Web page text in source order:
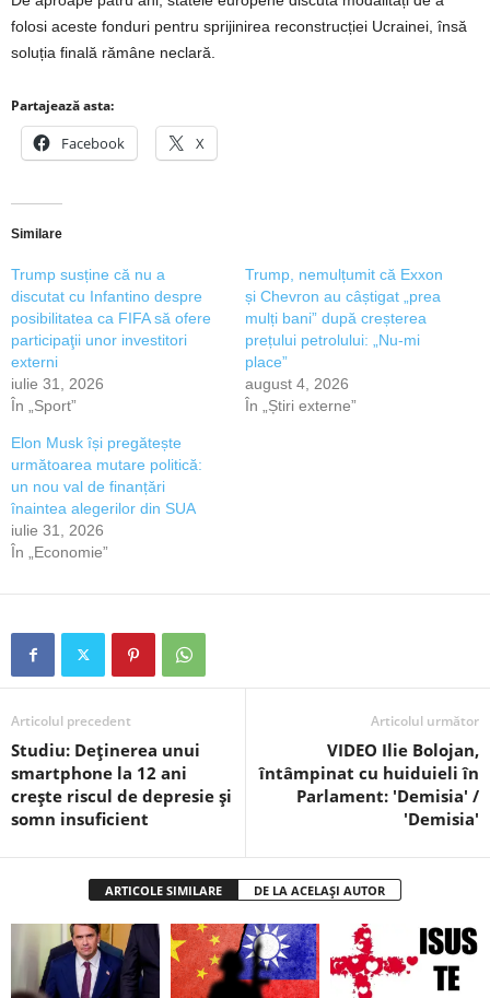
folosi aceste fonduri pentru sprijinirea reconstrucției Ucrainei, însă
soluția finală rămâne neclară.
Partajează asta:
Facebook X
Similare
Trump susține că nu a
discutat cu Infantino despre
posibilitatea ca FIFA să ofere
participaţii unor investitori
externi
iulie 31, 2026
În „Sport”
Trump, nemulțumit că Exxon
și Chevron au câștigat „prea
mulți bani” după creșterea
prețului petrolului: „Nu-mi
place”
august 4, 2026
În „Știri externe”
Elon Musk își pregătește
următoarea mutare politică:
un nou val de finanțări
înaintea alegerilor din SUA
iulie 31, 2026
În „Economie”
Articolul precedent
Studiu: Deţinerea unui
smartphone la 12 ani
crește riscul de depresie și
somn insuficient
Articolul următor
VIDEO Ilie Bolojan,
întâmpinat cu huiduieli în
Parlament: 'Demisia' /
'Demisia'
ARTICOLE SIMILARE DE LA ACELAȘI AUTOR